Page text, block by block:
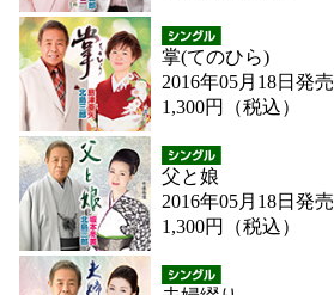
掌(てのひら)
2016年05月18日発売
1,300円（税込）
父と娘
2016年05月18日発売
1,300円（税込）